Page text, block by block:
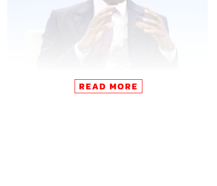
เส้นทางจากผู้บริหารระดับสูงองค์กรพลังงาน สู่ผู้ขับเคลื่อน
READ MORE